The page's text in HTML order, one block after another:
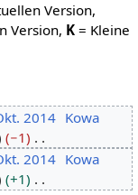
Version,
Version, K= Kleine
2014 Kowa
−1
2014 Kowa
+1